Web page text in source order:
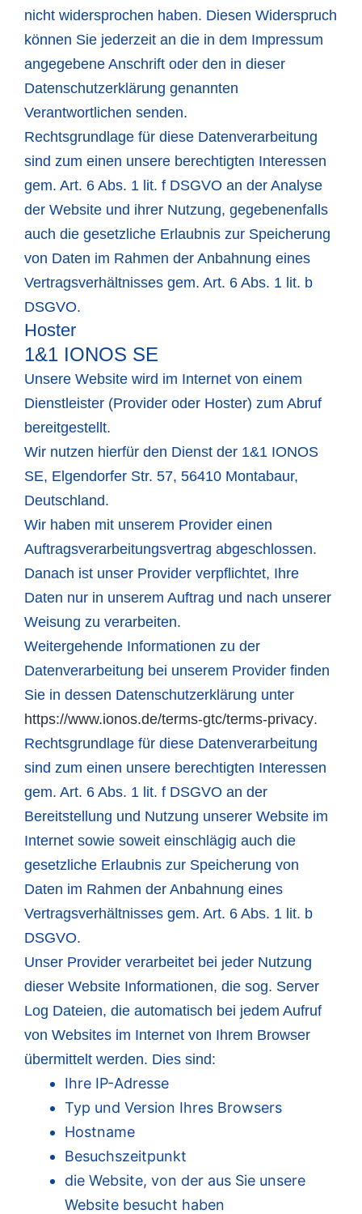
nicht widersprochen haben. Diesen Widerspruch
können Sie jederzeit an die in dem Impressum
angegebene Anschrift oder den in dieser
Datenschutzerklärung genannten
Verantwortlichen senden.
Rechtsgrundlage für diese Datenverarbeitung
sind zum einen unsere berechtigten Interessen
gem. Art. 6 Abs. 1 lit. f DSGVO an der Analyse
der Website und ihrer Nutzung, gegebenenfalls
auch die gesetzliche Erlaubnis zur Speicherung
von Daten im Rahmen der Anbahnung eines
Vertragsverhältnisses gem. Art. 6 Abs. 1 lit. b
DSGVO.
Hoster
1&1 IONOS SE
Unsere Website wird im Internet von einem
Dienstleister (Provider oder Hoster) zum Abruf
bereitgestellt.
Wir nutzen hierfür den Dienst der 1&1 IONOS
SE, Elgendorfer Str. 57, 56410 Montabaur,
Deutschland.
Wir haben mit unserem Provider einen
Auftragsverarbeitungsvertrag abgeschlossen.
Danach ist unser Provider verpflichtet, Ihre
Daten nur in unserem Auftrag und nach unserer
Weisung zu verarbeiten.
Weitergehende Informationen zu der
Datenverarbeitung bei unserem Provider finden
Sie in dessen Datenschutzerklärung unter
https://www.ionos.de/terms-gtc/terms-privacy.
Rechtsgrundlage für diese Datenverarbeitung
sind zum einen unsere berechtigten Interessen
gem. Art. 6 Abs. 1 lit. f DSGVO an der
Bereitstellung und Nutzung unserer Website im
Internet sowie soweit einschlägig auch die
gesetzliche Erlaubnis zur Speicherung von
Daten im Rahmen der Anbahnung eines
Vertragsverhältnisses gem. Art. 6 Abs. 1 lit. b
DSGVO.
Unser Provider verarbeitet bei jeder Nutzung
dieser Website Informationen, die sog. Server
Log Dateien, die automatisch bei jedem Aufruf
von Websites im Internet von Ihrem Browser
übermittelt werden. Dies sind:
Ihre IP-Adresse
Typ und Version Ihres Browsers
Hostname
Besuchszeitpunkt
die Website, von der aus Sie unsere
Website besucht haben